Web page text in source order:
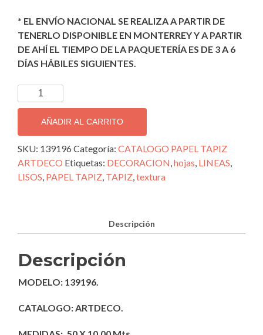
* EL ENVÍO NACIONAL SE REALIZA A PARTIR DE
TENERLO DISPONIBLE EN MONTERREY Y A PARTIR
DE AHÍ EL TIEMPO DE LA PAQUETERÍA ES DE 3 A 6
DÍAS HÁBILES SIGUIENTES.
TAPIZ
DECORATIVO
IMPORTADO
ARTDECO;
139196
cantidad
AÑADIR AL CARRITO
SKU: 139196 Categoría: CATALOGO PAPEL TAPIZ
ARTDECO Etiquetas: DECORACION,hojas, LINEAS,
LISOS, PAPEL TAPIZ, TAPIZ,textura
Descripción
Descripción
MODELO: 139196.
CATALOGO: ARTDECO.